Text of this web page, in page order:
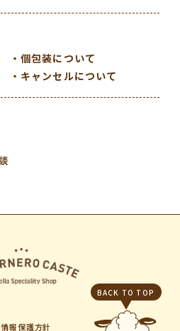
個包装について
キャンセルについて
報保護方針
BACK TO TOP